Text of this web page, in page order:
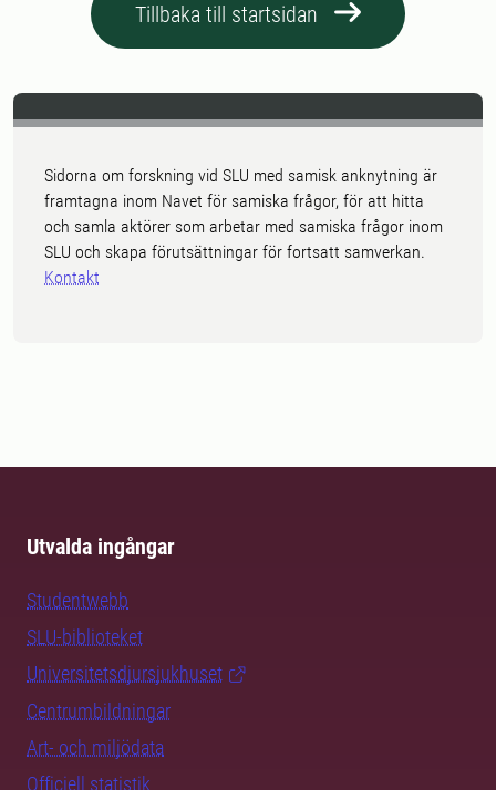
Tillbaka till startsidan
Sidorna om forskning vid SLU med samisk anknytning är
framtagna inom Navet för samiska frågor, för att hitta
och samla aktörer som arbetar med samiska frågor inom
SLU och skapa förutsättningar för fortsatt samverkan.
Kontakt
Utvalda ingångar
Studentwebb
SLU-biblioteket
Universitetsdjursjukhuset
Centrumbildningar
Art- och miljödata
Officiell statistik